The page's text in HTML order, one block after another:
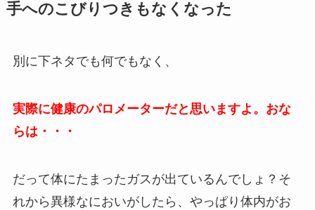
手へのこびりつきもなくなった
別に下ネタでも何でもなく、
実際に健康のパロメーターだと思いますよ。おな
らは・・・
だって体にたまったガスが出ているんでしょ？そ
れから異様なにおいがしたら、やっぱり体内がお